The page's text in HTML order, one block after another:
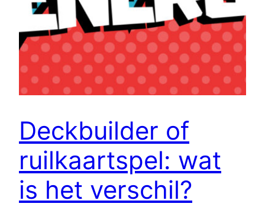
Deckbuilder of
ruilkaartspel: wat
is het verschil?